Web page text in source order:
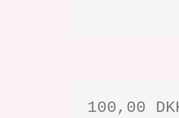
100,00